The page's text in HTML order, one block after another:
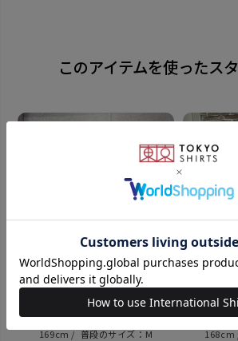
起こるのは 高級かつ上質なネクタイ
着け心地をお楽しみ下さい。
同じシリーズはこちら
絹100%
全長：約145cm 大剣幅：8.0cm
原産国
このアイテムを使ったス
M
169cm 168cm